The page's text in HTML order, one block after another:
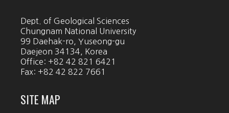
Dept. of Geological Sciences
Chungnam National University
99 Daehak-ro, Yuseong-gu
Daejeon 34134, Korea
Office: +82 42 821 6421
Fax: +82 42 822 7661
SITE MAP